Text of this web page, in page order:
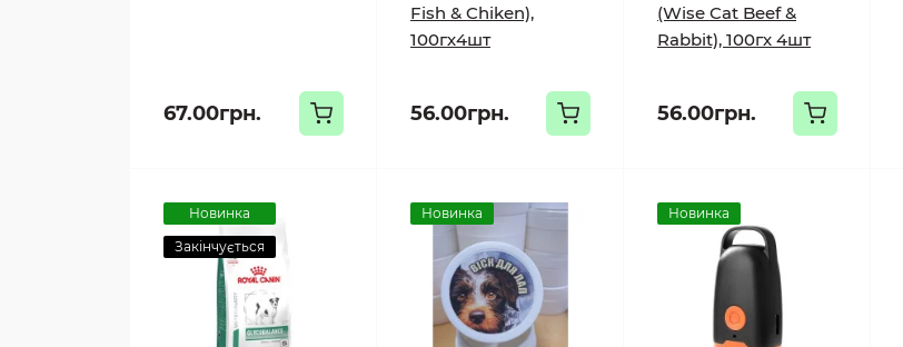
67.00грн.
Fish & Chiken),
100гх4шт
56.00грн.
(Wise Cat Beef &
Rabbit), 100гх 4шт
56.00грн.
Новинка
Закінчується
Новинка Новинка